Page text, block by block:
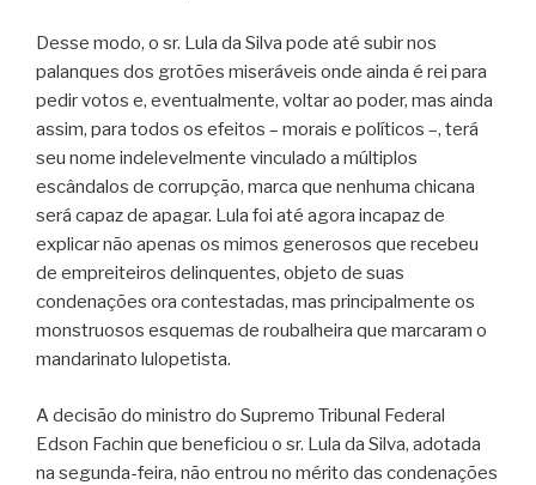
Desse modo, o sr. Lula da Silva pode até subir nos
palanques dos grotões miseráveis onde ainda é rei para
pedir votos e, eventualmente, voltar ao poder, mas ainda
assim, para todos os efeitos – morais e políticos –, terá
seu nome indelevelmente vinculado a múltiplos
escândalos de corrupção, marca que nenhuma chicana
será capaz de apagar. Lula foi até agora incapaz de
explicar não apenas os mimos generosos que recebeu
de empreiteiros delinquentes, objeto de suas
condenações ora contestadas, mas principalmente os
monstruosos esquemas de roubalheira que marcaram o
mandarinato lulopetista.
A decisão do ministro do Supremo Tribunal Federal
Edson Fachin que beneficiou o sr. Lula da Silva, adotada
na segunda-feira, não entrou no mérito das condenações